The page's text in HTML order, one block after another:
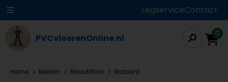
LegserviceContact
PVCvloerenOnline.nl 0
Home Merken Beautifloor Brabant